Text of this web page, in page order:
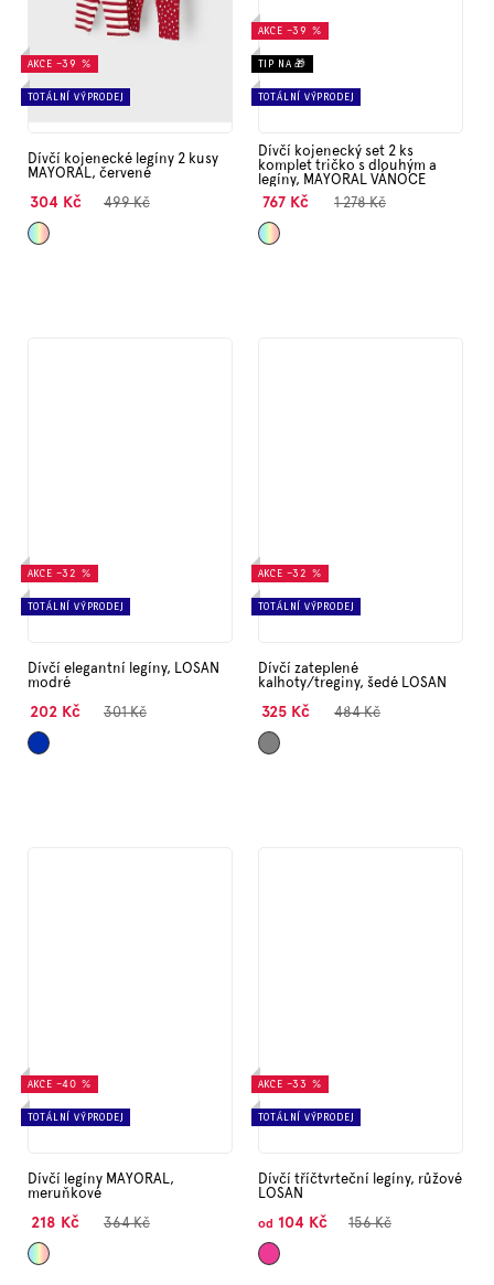
AKCE –39 %
TOTÁLNÍ VÝPRODEJ
Dívčí kojenecké legíny 2 kusy
MAYORAL, červené
304 Kč 499 Kč
Mix
AKCE –39 %
TIP NA 🎁
TOTÁLNÍ VÝPRODEJ
Dívčí kojenecký set 2 ks
komplet tričko s dlouhým a
legíny, MAYORAL VÁNOCE
767 Kč 1 278 Kč
Mix
AKCE –32 %
TOTÁLNÍ VÝPRODEJ
Dívčí elegantní legíny, LOSAN
modré
202 Kč 301 Kč
Tmavě
AKCE –32 %
TOTÁLNÍ VÝPRODEJ
Dívčí zateplené
kalhoty/treginy, šedé LOSAN
325 Kč 484 Kč
Šedá
AKCE –40 %
TOTÁLNÍ VÝPRODEJ
Dívčí legíny MAYORAL,
meruňkové
218 Kč 364 Kč
Mix
AKCE –33 %
TOTÁLNÍ VÝPRODEJ
Dívčí tříčtvrteční legíny, růžové
LOSAN
od 104 Kč 156 Kč
Tmavě